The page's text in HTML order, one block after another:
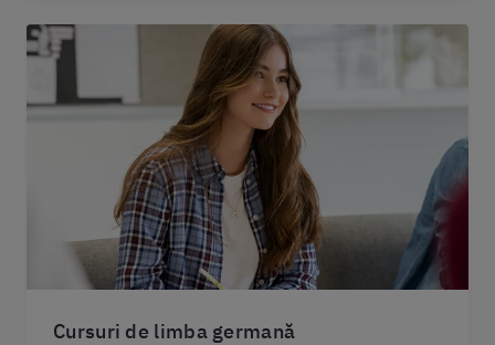
Cursuri de limba germană